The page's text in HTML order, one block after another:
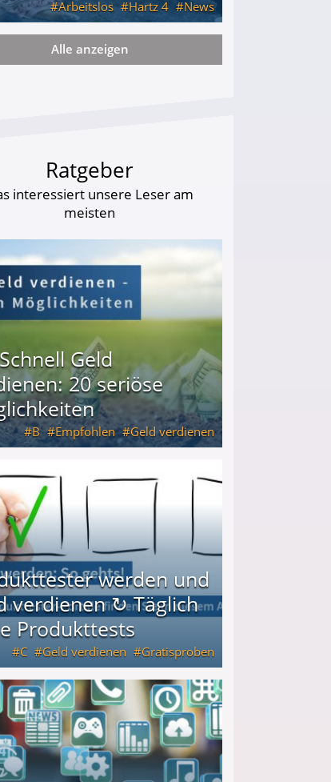
Arbeitslos Hartz 4 News
behalten!
Alle anzeigen
Ratgeber
interessiert unsere Leser am
meisten
Geld
20 seriöse
B Empfohlen Geld verdienen
werden und
verdienen ↻ Täglich
Produkttests
C Geld verdienen Gratisproben
neue Produkttests